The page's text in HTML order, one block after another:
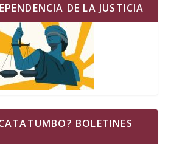
DE LA JUSTICIA
BOLETINES